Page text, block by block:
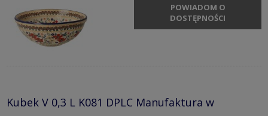
POWIADOM O
DOSTĘPNOŚCI
Kubek V 0,3 L K081 DPLC Manufaktura w